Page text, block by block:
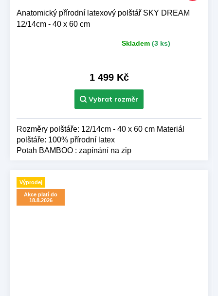
Anatomický přírodní latexový polštář SKY DREAM
12/14cm - 40 x 60 cm
Skladem (3 ks)
1 499 Kč
Rozměry polštáře: 12/14cm - 40 x 60 cm Materiál
polštáře: 100% přírodní latex
Potah BAMBOO : zapínání na zip
Výprodej
Akce platí do
18.8.2026